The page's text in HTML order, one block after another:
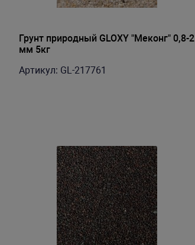
Грунт природный GLOXY "Меконг" 0,8-2
мм 5кг
Артикул: GL-217761